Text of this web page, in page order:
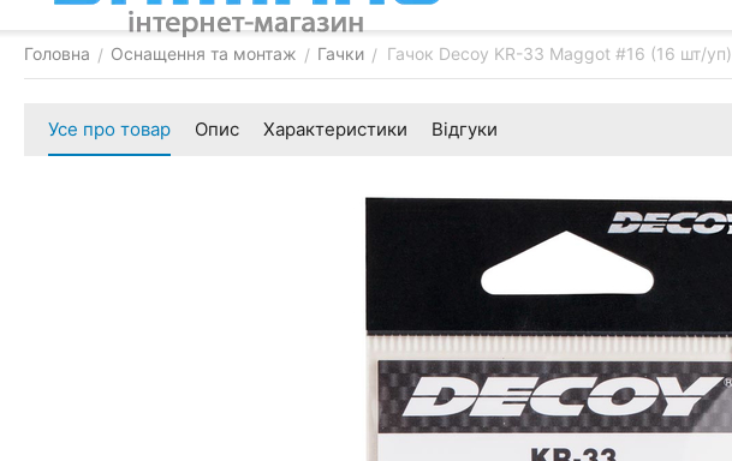
Головна / Оснащення та монтаж / Гачки / Гачок Decoy KR-33 Maggot #16 (16 шт/уп)
Усе про товар Опис Характеристики Відгуки